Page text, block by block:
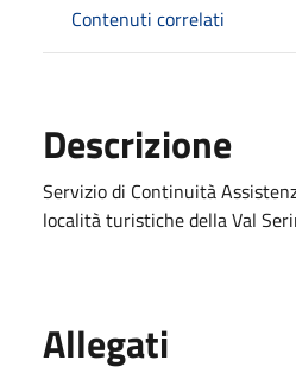
Contenuti correlati
Descrizione
Servizio di Continuità
località turistiche della Val
Allegati